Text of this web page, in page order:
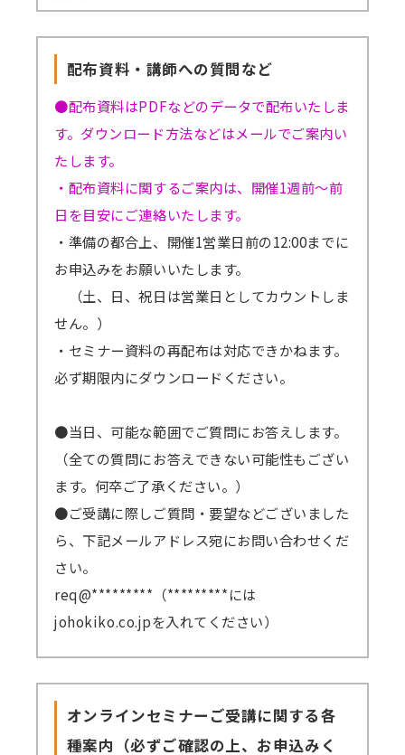
配布資料・講師への質問など
●配布資料はPDFなどのデータで配布いたしま
す。ダウンロード方法などはメールでご案内い
たします。
・配布資料に関するご案内は、開催1週前～前
日を目安にご連絡いたします。
・準備の都合上、開催1営業日前の12:00までに
お申込みをお願いいたします。
（土、日、祝日は営業日としてカウントしま
せん。）
・セミナー資料の再配布は対応できかねます。
必ず期限内にダウンロードください。
●当日、可能な範囲でご質問にお答えします。
（全ての質問にお答えできない可能性もござい
ます。何卒ご了承ください。）
●ご受講に際しご質問・要望などございました
ら、下記メールアドレス宛にお問い合わせくだ
さい。
req@*********（*********には
johokiko.co.jpを入れてください）
オンラインセミナーご受講に関する各
種案内（必ずご確認の上、お申込みく